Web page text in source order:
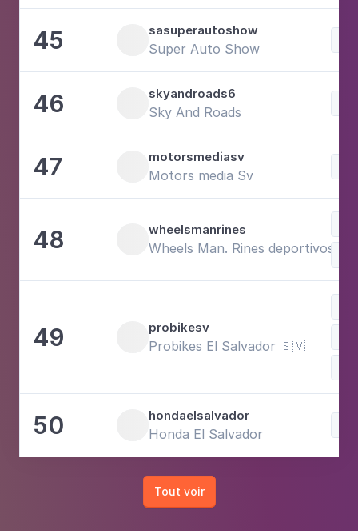
45 sasuperautoshow
Super Auto Show
46 skyandroads6
Sky And Roads
47 motorsmediasv
Motors media Sv
48 wheelsmanrines
Wheels Man. Rines deportivos
49 probikesv
Probikes El Salvador 🇸🇻
50 hondaelsalvador
Honda El Salvador
Tout voir